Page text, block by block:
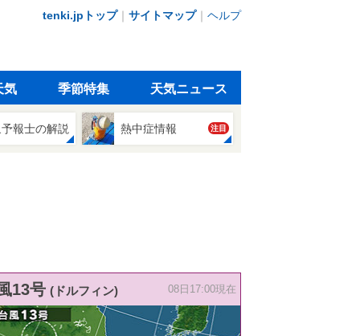
tenki.jpトップ｜ サイトマップ｜ ヘルプ
気 季節特集 天気ニュース
報士の解説 熱中症情報 注目
13号 (ドルフィン) 08日17:00現在